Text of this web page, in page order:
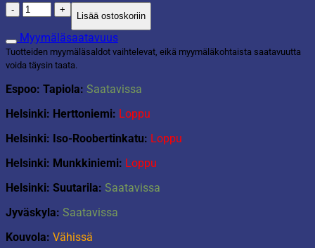
Tuoli
Lord
valkoinen
määrä
Lisää ostoskoriin
Myymäläsaatavuus
Tuotteiden myymäläsaldot vaihtelevat, eikä myymäläkohtaista saatavuutta
voida täysin taata.
Espoo: Tapiola: Saatavissa
Helsinki: Herttoniemi: Loppu
Helsinki: Iso-Roobertinkatu: Loppu
Helsinki: Munkkiniemi: Loppu
Helsinki: Suutarila: Saatavissa
Jyväskyla: Saatavissa
Kouvola: Vähissä